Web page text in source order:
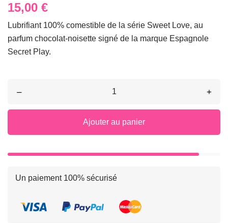
15,00 €
Lubrifiant 100% comestible de la série Sweet Love, au
parfum chocolat-noisette signé de la marque Espagnole
Secret Play.
– +
Ajouter au panier
Un paiement 100% sécurisé